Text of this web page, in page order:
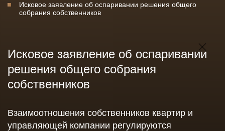
Исковое заявление об оспаривании решения общего
собрания собственников
Исковое заявление об оспаривании
решения общего собрания
собственников
Взаимоотношения собственников квартир и
управляющей компании регулируются